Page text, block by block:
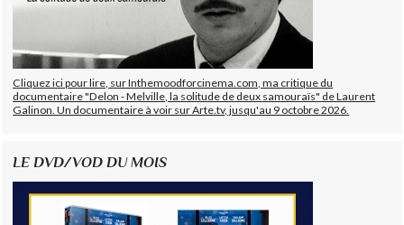
Cliquez ici pour lire, sur Inthemoodforcinema.com, ma critique du
documentaire "Delon - Melville, la solitude de deux samouraïs" de Laurent
Galinon. Un documentaire à voir sur Arte.tv, jusqu'au 9 octobre 2026.
LE DVD/VOD DU MOIS